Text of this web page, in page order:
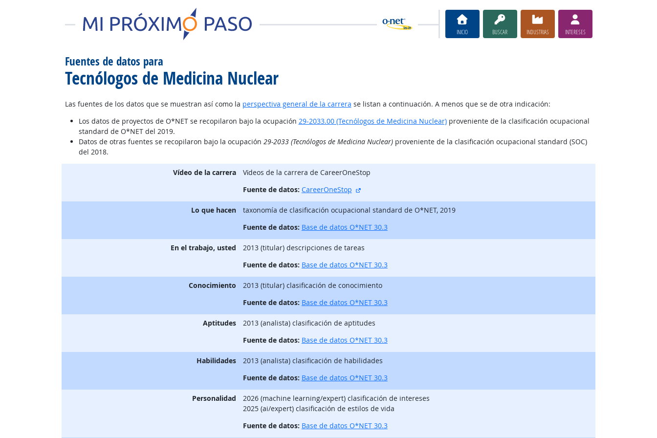
INICIO BUSCAR INDUSTRIAS INTERESES
Fuentes de datos para
Tecnólogos de Medicina Nuclear
Las fuentes de los datos que se muestran así como la perspectiva general de la carrera se listan a continuación. A menos que se de otra indicación:
Los datos de proyectos de O*NET se recopilaron bajo la ocupación 29-2033.00 (Tecnólogos de Medicina Nuclear)proveniente de la clasificación ocupacional
standard de O*NET del 2019.
Datos de otras fuentes se recopilaron bajo la ocupación 29-2033 (Tecnólogos de Medicina Nuclear)proveniente de la clasificación ocupacional standard (SOC)
del 2018.
Vídeo de la carrera
Vίdeos de la carrera de CareerOneStop
Fuente de datos: CareerOneStop sitio externo
Lo que hacen
taxonomía de clasificación ocupacional standard de O*NET, 2019
Fuente de datos: Base de datos O*NET 30.3
En el trabajo, usted
2013 (titular) descripciones de tareas
Fuente de datos: Base de datos O*NET 30.3
Conocimiento
2013 (titular) clasificación de conocimiento
Fuente de datos: Base de datos O*NET 30.3
Aptitudes
2013 (analista) clasificación de aptitudes
Fuente de datos: Base de datos O*NET 30.3
Habilidades
2013 (analista) clasificación de habilidades
Fuente de datos: Base de datos O*NET 30.3
Personalidad
2026 (machine learning/expert) clasificación de intereses
2025 (ai/expert) clasificación de estilos de vida
Fuente de datos: Base de datos O*NET 30.3